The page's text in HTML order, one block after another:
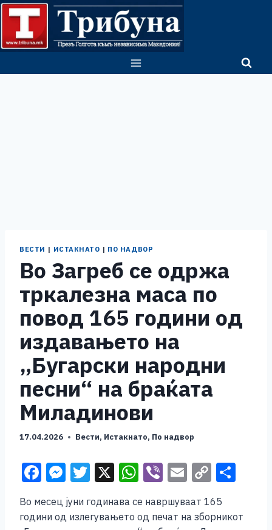
Skip
content
ВЕСТИ | ИСТАКНАТО | ПО НАДВОР
Во Загреб се одржа
тркалезна маса по
повод 165 години од
издавањето на
„Бугарски народни
песни“ на браќата
Миладинови
17.04.2026 Вести, Истакнато, По надвор
F
c
M
e
ss
T
tt
X W
at
Vi
er
E
ai
C
o
p ar
Во месец јуни годинава се навршуваат 165
години од излегувањето од печат на зборникот